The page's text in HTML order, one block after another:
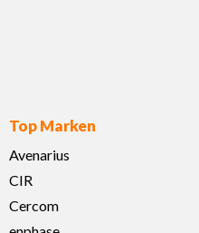
Top Marken
Avenarius
CIR
Cercom